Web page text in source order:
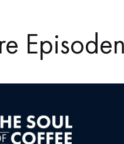
Episoden